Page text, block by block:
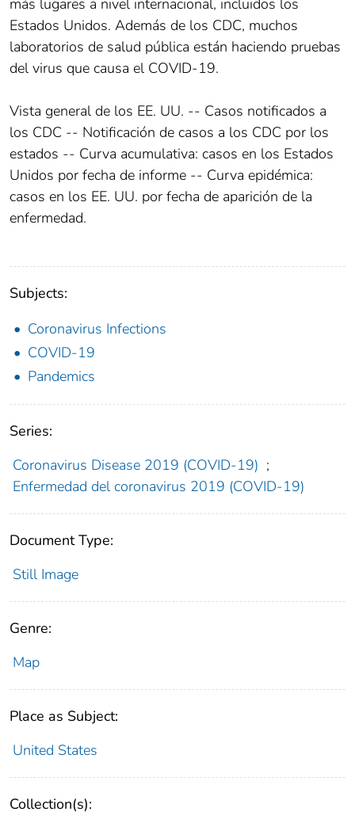
más lugares a nivel internacional, incluidos los
Estados Unidos. Además de los CDC, muchos
laboratorios de salud pública están haciendo pruebas
del virus que causa el COVID-19.
Vista general de los EE. UU. -- Casos notificados a
los CDC -- Notificación de casos a los CDC por los
estados -- Curva acumulativa: casos en los Estados
Unidos por fecha de informe -- Curva epidémica:
casos en los EE. UU. por fecha de aparición de la
enfermedad.
Subjects:
Coronavirus Infections
COVID-19
Pandemics
Series:
Coronavirus Disease 2019 (COVID-19) ;
Enfermedad del coronavirus 2019 (COVID-19)
Document Type:
Still Image
Genre:
Map
Place as Subject:
United States
Collection(s):